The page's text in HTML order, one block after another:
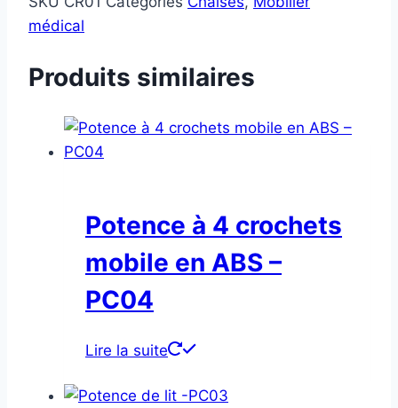
médical
Produits similaires
Potence à 4 crochets
mobile en ABS –
PC04
Lire la suite